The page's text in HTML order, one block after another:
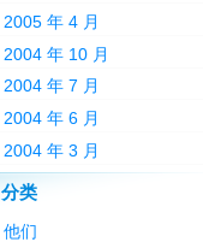
2005 年 4 月
2004 年 10 月
2004 年 7 月
2004 年 6 月
2004 年 3 月
分类
他们